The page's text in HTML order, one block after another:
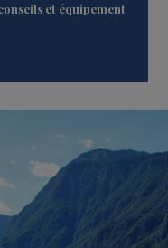
et équipement